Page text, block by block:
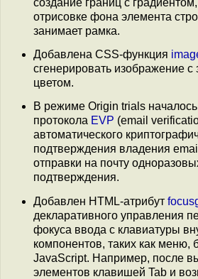
отрисовке фона элемента
занимает рамка.
Добавлена CSS-функция
сгенерировать изображение
цветом.
В режиме Origin trials
протокола EVP (email
автоматического
подтверждения владения
отправки на почту
подтверждения.
Добавлен HTML-атрибут
декларативного управления
фокуса ввода с клавиатуры
компонентов, таких как меню,
JavaScript. Например, после
элементов клавишей Tab и